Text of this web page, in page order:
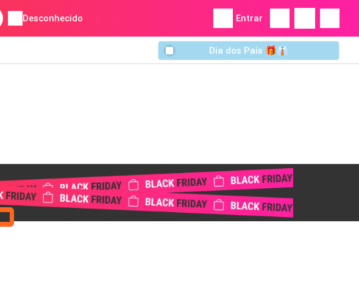
Desconhecido Entrar
Dia dos Pais 🎁👔